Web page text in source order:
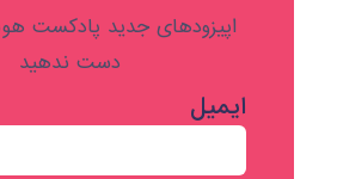
اپیزودهای جدید پادکست
دست ندهید
ایمیل